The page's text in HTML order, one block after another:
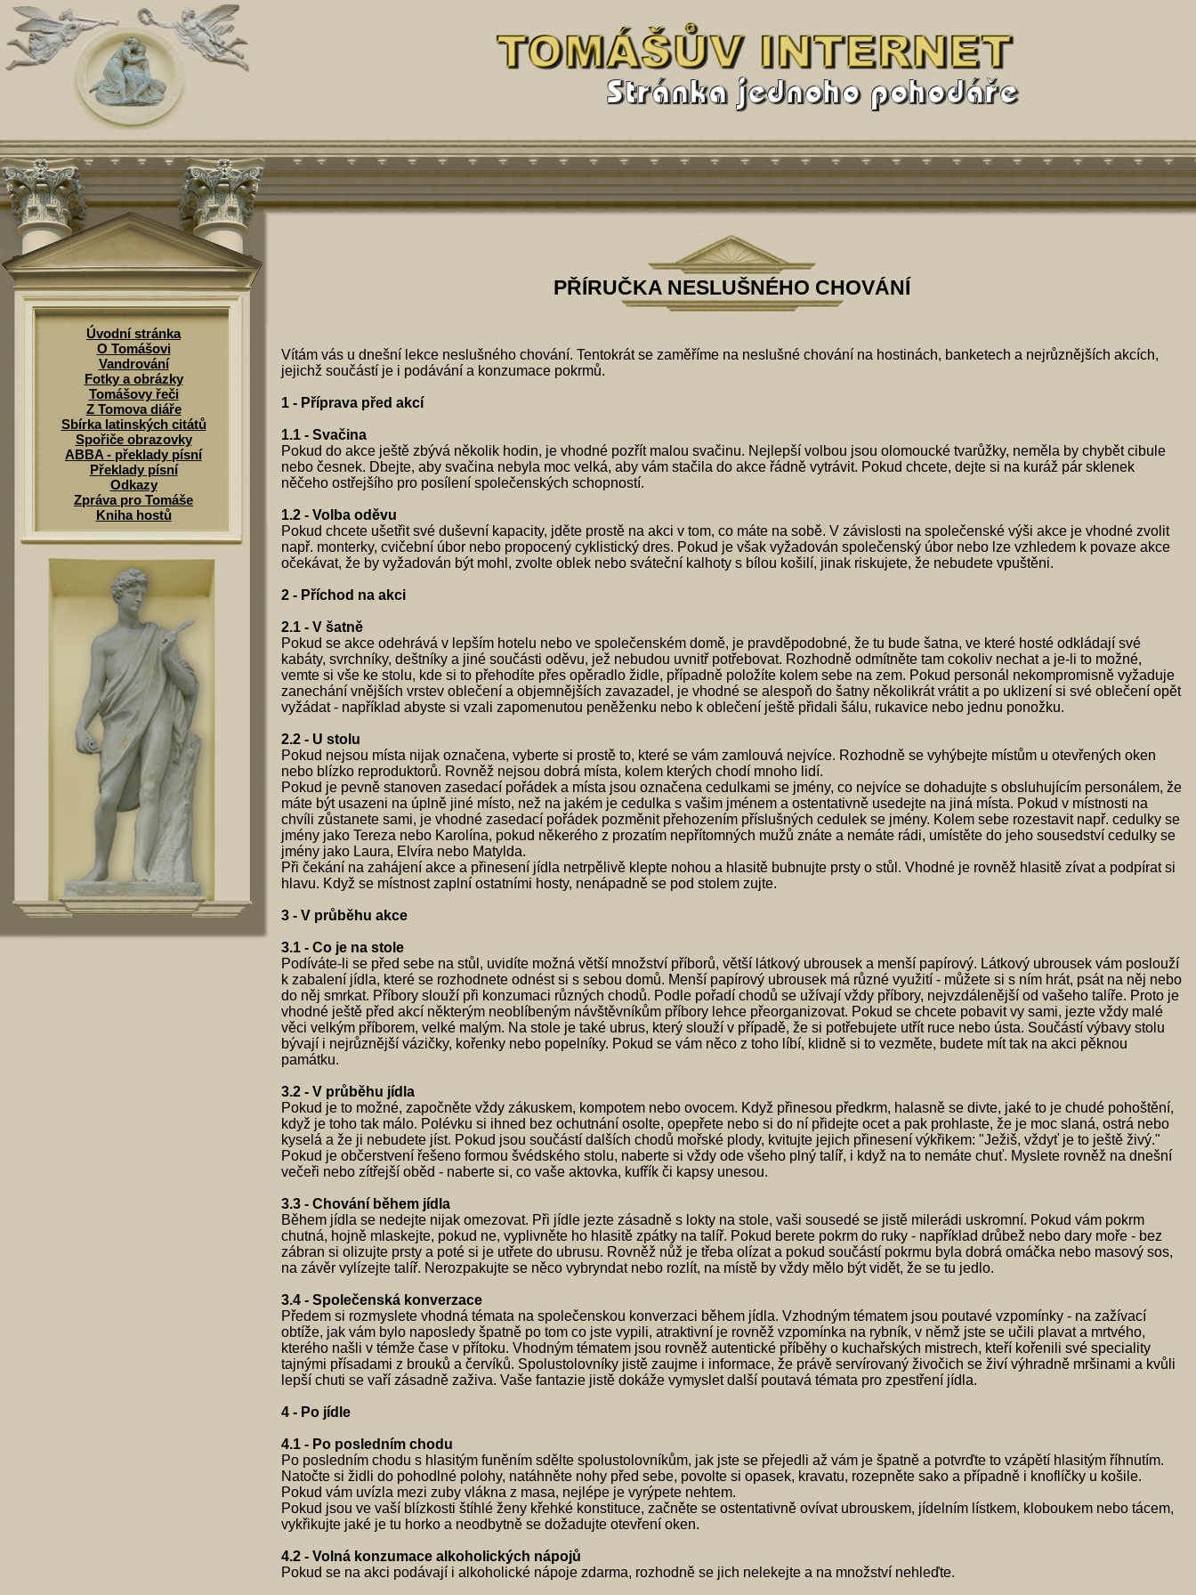
Úvodní stránka
O Tomášovi
Vandrování
Fotky a obrázky
Tomášovy řeči
Z Tomova diáře
Sbírka latinských citátů
Spořiče obrazovky
ABBA - překlady písní
Překlady písní
Odkazy
Zpráva pro Tomáše
Kniha hostů
PŘÍRUČKA NESLUŠNÉHO CHOVÁNÍ
Vítám vás u dnešní lekce neslušného chování. Tentokrát se zaměříme na neslušné chování na hostinách, banketech a nejrůznějších akcích,
jejichž součástí je i podávání a konzumace pokrmů.
1 - Příprava před akcí
1.1 - Svačina
Pokud do akce ještě zbývá několik hodin, je vhodné pozřít malou svačinu. Nejlepší volbou jsou olomoucké tvarůžky, neměla by chybět cibule
nebo česnek. Dbejte, aby svačina nebyla moc velká, aby vám stačila do akce řádně vytrávit. Pokud chcete, dejte si na kuráž pár sklenek
něčeho ostřejšího pro posílení společenských schopností.
1.2 - Volba oděvu
Pokud chcete ušetřit své duševní kapacity, jděte prostě na akci v tom, co máte na sobě. V závislosti na společenské výši akce je vhodné zvolit
např. monterky, cvičební úbor nebo propocený cyklistický dres. Pokud je však vyžadován společenský úbor nebo lze vzhledem k povaze akce
očekávat, že by vyžadován být mohl, zvolte oblek nebo sváteční kalhoty s bílou košilí, jinak riskujete, že nebudete vpuštěni.
2 - Příchod na akci
2.1 - V šatně
Pokud se akce odehrává v lepším hotelu nebo ve společenském domě, je pravděpodobné, že tu bude šatna, ve které hosté odkládají své
kabáty, svrchníky, deštníky a jiné součásti oděvu, jež nebudou uvnitř potřebovat. Rozhodně odmítněte tam cokoliv nechat a je-li to možné,
vemte si vše ke stolu, kde si to přehodíte přes opěradlo židle, případně položíte kolem sebe na zem. Pokud personál nekompromisně vyžaduje
zanechání vnějších vrstev oblečení a objemnějších zavazadel, je vhodné se alespoň do šatny několikrát vrátit a po uklizení si své oblečení opět
vyžádat - například abyste si vzali zapomenutou peněženku nebo k oblečení ještě přidali šálu, rukavice nebo jednu ponožku.
2.2 - U stolu
Pokud nejsou místa nijak označena, vyberte si prostě to, které se vám zamlouvá nejvíce. Rozhodně se vyhýbejte místům u otevřených oken
nebo blízko reproduktorů. Rovněž nejsou dobrá místa, kolem kterých chodí mnoho lidí.
Pokud je pevně stanoven zasedací pořádek a místa jsou označena cedulkami se jmény, co nejvíce se dohadujte s obsluhujícím personálem, že
máte být usazeni na úplně jiné místo, než na jakém je cedulka s vašim jménem a ostentativně usedejte na jiná místa. Pokud v místnosti na
chvíli zůstanete sami, je vhodné zasedací pořádek pozměnit přehozením příslušných cedulek se jmény. Kolem sebe rozestavit např. cedulky se
jmény jako Tereza nebo Karolína, pokud někerého z prozatím nepřítomných mužů znáte a nemáte rádi, umístěte do jeho sousedství cedulky se
jmény jako Laura, Elvíra nebo Matylda.
Při čekání na zahájení akce a přinesení jídla netrpělivě klepte nohou a hlasitě bubnujte prsty o stůl. Vhodné je rovněž hlasitě zívat a podpírat si
hlavu. Když se místnost zaplní ostatními hosty, nenápadně se pod stolem zujte.
3 - V průběhu akce
3.1 - Co je na stole
Podíváte-li se před sebe na stůl, uvidíte možná větší množství příborů, větší látkový ubrousek a menší papírový. Látkový ubrousek vám poslouží
k zabalení jídla, které se rozhodnete odnést si s sebou domů. Menší papírový ubrousek má různé využití - můžete si s ním hrát, psát na něj nebo
do něj smrkat. Příbory slouží při konzumaci různých chodů. Podle pořadí chodů se užívají vždy příbory, nejvzdálenější od vašeho talíře. Proto je
vhodné ještě před akcí některým neoblíbeným návštěvníkům příbory lehce přeorganizovat. Pokud se chcete pobavit vy sami, jezte vždy malé
věci velkým příborem, velké malým. Na stole je také ubrus, který slouží v případě, že si potřebujete utřít ruce nebo ústa. Součástí výbavy stolu
bývají i nejrůznější vázičky, kořenky nebo popelníky. Pokud se vám něco z toho líbí, klidně si to vezměte, budete mít tak na akci pěknou
památku.
3.2 - V průběhu jídla
Pokud je to možné, započněte vždy zákuskem, kompotem nebo ovocem. Když přinesou předkrm, halasně se divte, jaké to je chudé pohoštění,
když je toho tak málo. Polévku si ihned bez ochutnání osolte, opepřete nebo si do ní přidejte ocet a pak prohlaste, že je moc slaná, ostrá nebo
kyselá a že ji nebudete jíst. Pokud jsou součástí dalších chodů mořské plody, kvitujte jejich přinesení výkřikem: "Ježiš, vždyť je to ještě živý."
Pokud je občerstvení řešeno formou švédského stolu, naberte si vždy ode všeho plný talíř, i když na to nemáte chuť. Myslete rovněž na dnešní
večeři nebo zítřejší oběd - naberte si, co vaše aktovka, kufřík či kapsy unesou.
3.3 - Chování během jídla
Během jídla se nedejte nijak omezovat. Při jídle jezte zásadně s lokty na stole, vaši sousedé se jistě milerádi uskromní. Pokud vám pokrm
chutná, hojně mlaskejte, pokud ne, vyplivněte ho hlasitě zpátky na talíř. Pokud berete pokrm do ruky - například drůbež nebo dary moře - bez
zábran si olizujte prsty a poté si je utřete do ubrusu. Rovněž nůž je třeba olízat a pokud součástí pokrmu byla dobrá omáčka nebo masový sos,
na závěr vylízejte talíř. Nerozpakujte se něco vybryndat nebo rozlít, na místě by vždy mělo být vidět, že se tu jedlo.
3.4 - Společenská konverzace
Předem si rozmyslete vhodná témata na společenskou konverzaci během jídla. Vzhodným tématem jsou poutavé vzpomínky - na zažívací
obtíže, jak vám bylo naposledy špatně po tom co jste vypili, atraktivní je rovněž vzpomínka na rybník, v němž jste se učili plavat a mrtvého,
kterého našli v témže čase v přítoku. Vhodným tématem jsou rovněž autentické příběhy o kuchařských mistrech, kteří kořenili své speciality
tajnými přísadami z brouků a červíků. Spolustolovníky jistě zaujme i informace, že právě servírovaný živočich se živí výhradně mršinami a kvůli
lepší chuti se vaří zásadně zaživa. Vaše fantazie jistě dokáže vymyslet další poutavá témata pro zpestření jídla.
4 - Po jídle
4.1 - Po posledním chodu
Po posledním chodu s hlasitým funěním sdělte spolustolovníkům, jak jste se přejedli až vám je špatně a potvrďte to vzápětí hlasitým říhnutím.
Natočte si židli do pohodlné polohy, natáhněte nohy před sebe, povolte si opasek, kravatu, rozepněte sako a případně i knoflíčky u košile.
Pokud vám uvízla mezi zuby vlákna z masa, nejlépe je vyrýpete nehtem.
Pokud jsou ve vaší blízkosti štíhlé ženy křehké konstituce, začněte se ostentativně ovívat ubrouskem, jídelním lístkem, kloboukem nebo tácem,
vykřikujte jaké je tu horko a neodbytně se dožadujte otevření oken.
4.2 - Volná konzumace alkoholických nápojů
Pokud se na akci podávají i alkoholické nápoje zdarma, rozhodně se jich nelekejte a na množství nehleďte.